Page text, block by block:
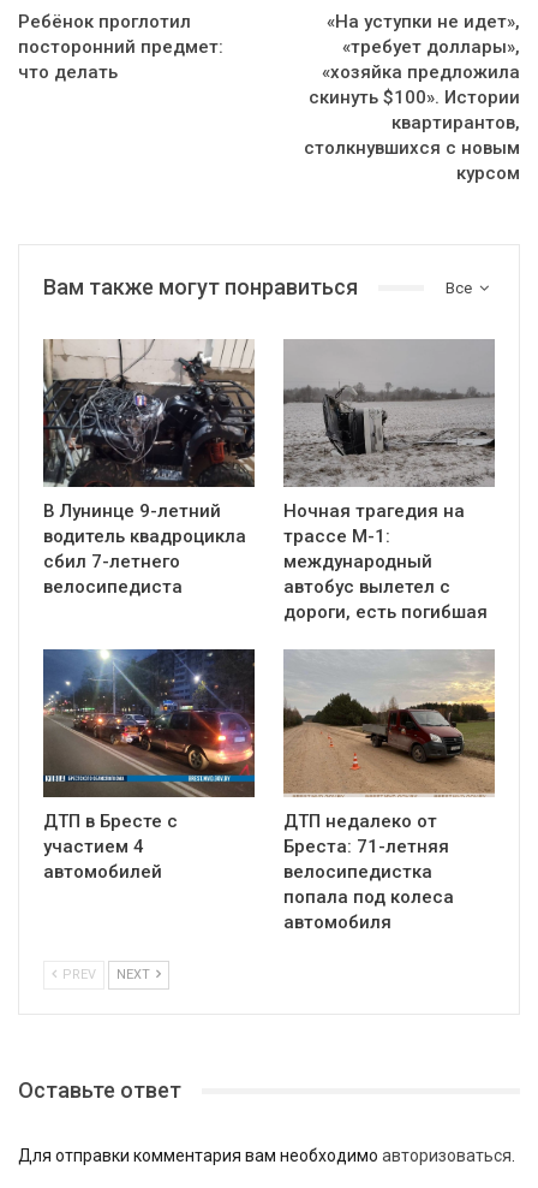
Ребёнок проглотил
посторонний предмет:
что делать
«На уступки не идет»,
«требует доллары»,
«хозяйка предложила
скинуть $100». Истории
квартирантов,
столкнувшихся с новым
курсом
Все
Вам также могут понравиться
В Лунинце 9-летний
водитель квадроцикла
сбил 7-летнего
велосипедиста
Ночная трагедия на
трассе М-1:
международный
автобус вылетел с
дороги, есть погибшая
ДТП в Бресте с
участием 4
автомобилей
ДТП недалеко от
Бреста: 71-летняя
велосипедистка
попала под колеса
автомобиля
PREV NEXT
Оставьте ответ
Для отправки комментария вам необходимо авторизоваться.